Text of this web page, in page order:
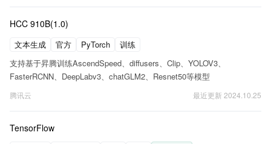
HCC 910B(1.0)
文本生成 官方 PyTorch
训练
支持基于昇腾训练AscendSpeed、diffusers、Clip、YOLOV3、
FasterRCNN、DeepLabv3、chatGLM2、Resnet50等模型
腾讯云 最近更新 2024.10.25
TensorFlow